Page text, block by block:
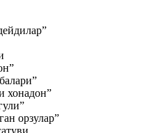
хонадон”
орзулар”